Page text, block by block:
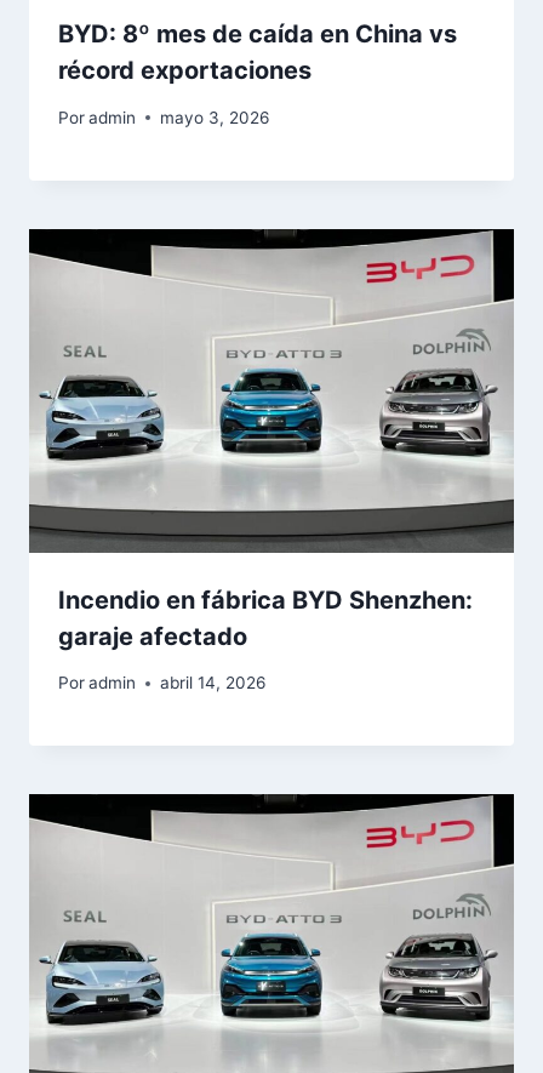
BYD: 8º mes de caída en China vs
récord exportaciones
Poradmin mayo 3, 2026
Incendio en fábrica BYD Shenzhen:
garaje afectado
Poradmin abril 14, 2026